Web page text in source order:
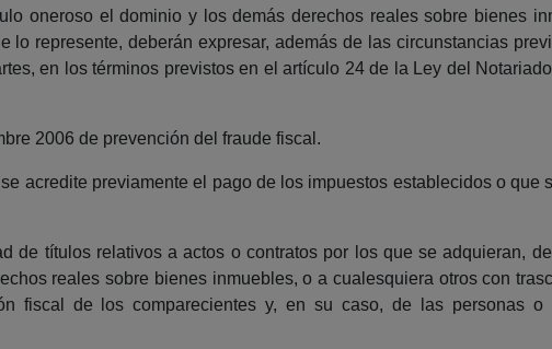
oneroso el dominio y los demás derechos reales sobre bienes
represente, deberán expresar, además de las circunstancias
en los términos previstos en el artículo 24 de la Ley del
2006 de prevención del fraude fiscal.
acredite previamente el pago de los impuestos establecidos o que
títulos relativos a actos o contratos por los que se adquieran,
reales sobre bienes inmuebles, o a cualesquiera otros con
fiscal de los comparecientes y, en su caso, de las personas o